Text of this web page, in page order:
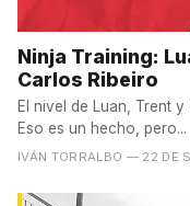
Ninja Training:
Carlos Ribeiro
El nivel de Luan, Trent
Eso es un hecho,
IVÁN TORRALBO — 22 DE